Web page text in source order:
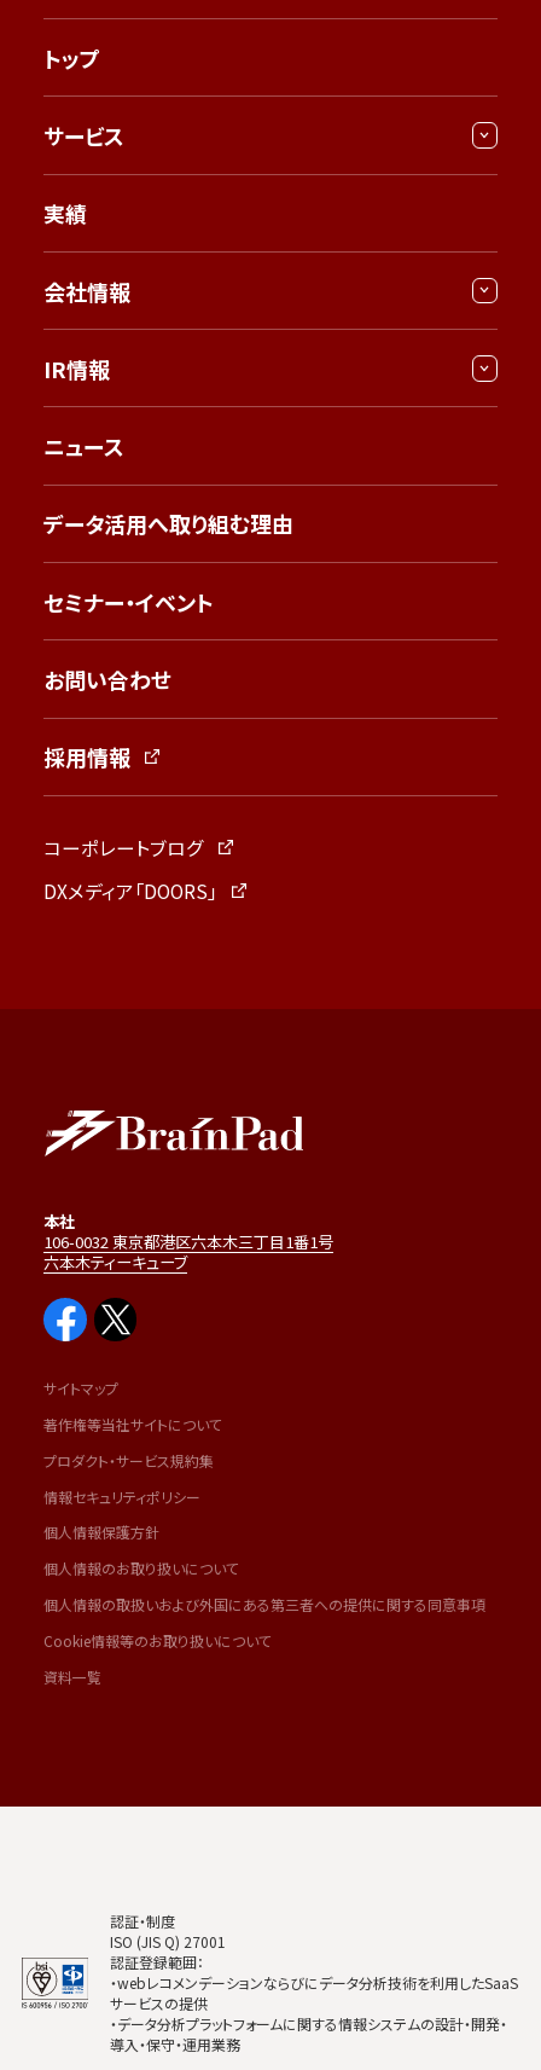
トップ
サービス
実績
会社情報
IR情報
ニュース
データ活用へ取り組む理由
セミナー・イベント
お問い合わせ
採用情報
コーポレートブログ
DXメディア「DOORS」
本社
106-0032 東京都港区六本木三丁目1番1号
六本木ティーキューブ
サイトマップ
著作権等当社サイトについて
プロダクト・サービス規約集
情報セキュリティポリシー
個人情報保護方針
個人情報のお取り扱いについて
個人情報の取扱いおよび外国にある第三者への提供に関する同意事項
Cookie情報等のお取り扱いについて
資料一覧
認証・制度
ISO (JIS Q) 27001
認証登録範囲：
・webレコメンデーションならびにデータ分析技術を利用したSaaS
サービスの提供
・データ分析プラットフォームに関する情報システムの設計・開発・
導入・保守・運用業務